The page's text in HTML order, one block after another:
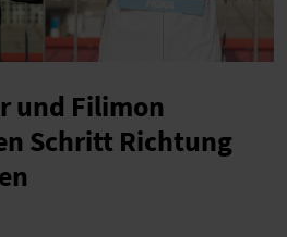
und Filimon
Schritt Richtung